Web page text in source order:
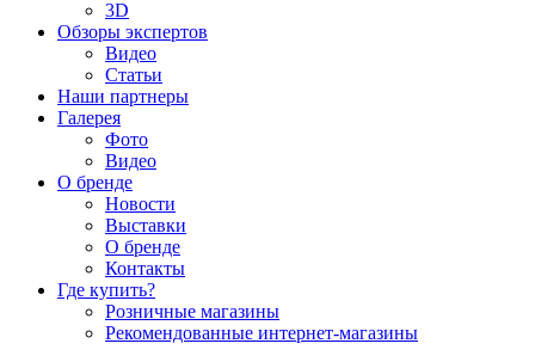
3D
Обзоры экспертов
Видео
Статьи
Наши партнеры
Галерея
Фото
Видео
О бренде
Новости
Выставки
О бренде
Контакты
Где купить?
Розничные магазины
Рекомендованные интернет-магазины